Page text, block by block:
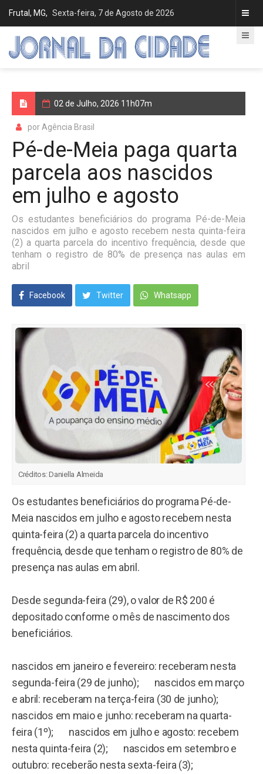
Frutal, MG, Sexta-feira, 7 de Agosto de 2026
02 de Julho, 2026 11h07m
por Agência Brasil
Pé-de-Meia paga quarta
parcela aos nascidos
em julho e agosto
Os estudantes beneficiários do programa Pé-de-Meia
nascidos em julho e agosto recebem nesta quinta-feira
(2) a quarta parcela do incentivo frequência, desde que
tenham o registro de 80% de presença nas aulas em
abril
Facebook Twitter Whatsapp
Créditos: Daniella Almeida
Os estudantes beneficiários do programa Pé-de-
Meia nascidos em julho e agosto recebem nesta
quinta-feira (2) a quarta parcela do incentivo
frequência, desde que tenham o registro de 80% de
presença nas aulas em abril.
Desde segunda-feira (29), o valor de R$ 200 é
depositado conforme o mês de nascimento dos
beneficiários.
nascidos em janeiro e fevereiro: receberam nesta
segunda-feira (29 de junho); nascidos em março
e abril: receberam na terça-feira (30 de junho);
nascidos em maio e junho: receberam na quarta-
feira (1º); nascidos em julho e agosto: recebem
nesta quinta-feira (2); nascidos em setembro e
outubro: receberão nesta sexta-feira (3);